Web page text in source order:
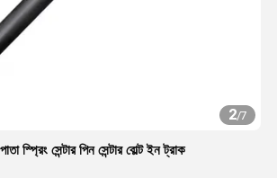
2/7
স্প্রিং সেন্টার পিন সেন্টার বোল্ট ইন ট্রাক